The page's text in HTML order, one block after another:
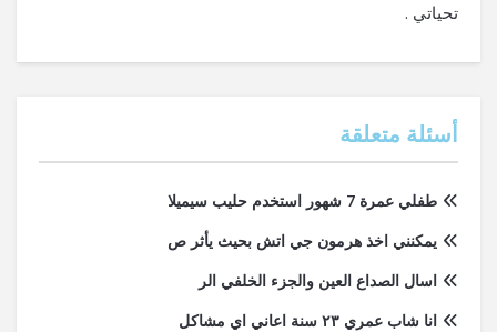
تحياتي .
أسئلة متعلقة
طفلي عمرة 7 شهور استخدم حليب سيميلا
يمكنني اخذ هرمون جي اتش بحيث يأثر ص
اسال الصداع العين والجزء الخلفي الر
انا شاب عمري ٢٣ سنة اعاني اي مشاكل